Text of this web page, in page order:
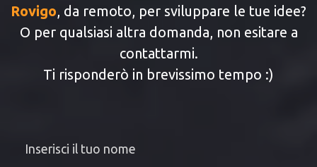
Rovigo , da remoto, per sviluppare le tue idee?
O per qualsiasi altra domanda, non esitare a
contattarmi.
Ti risponderò in brevissimo tempo :)